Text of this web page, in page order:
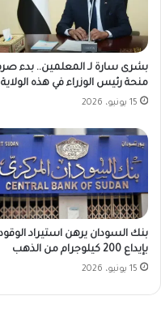
بشرى سارة لـ المعلمين.. بدء
منحة رئيس الوزراء في هذه الولاية
15 يونيو، 2026
بنك السودان يرهن استيراد
بإيداع 200 كيلوجرام من الذهب
15 يونيو، 2026